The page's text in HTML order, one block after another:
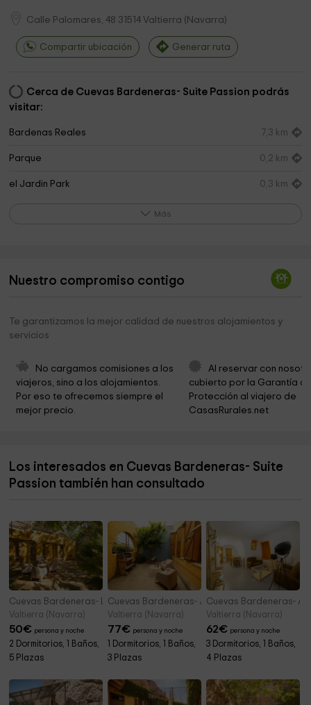
Calle Palomares, 48 31514 Valtierra ( Navarra)
Compartir ubicación Generar ruta
Cerca de Cuevas Bardeneras- Suite Passion podrás
visitar:
Bardenas Reales 7,3 km
Parque 0,2 km
el Jardin Park 0,3 km
Más
Nuestro compromiso contigo
Te garantizamos la mejor calidad de nuestros alojamientos y
servicios
No cargamos comisiones a los
viajeros, sino a los alojamientos.
Por eso te ofrecemos siempre el
mejor precio.
Al reservar con
cubierto por la Garantía
Protección al viajero de
CasasRurales.net
Los interesados en Cuevas Bardeneras- Suite
Passion también han consultado
Cuevas Bardeneras- La Perdiz
Valtierra (Navarra)
50€ persona y noche
2 Dormitorios, 1 Baños,
5 Plazas
Cuevas Bardeneras- Junior Suite Cobachón
Valtierra (Navarra)
77€ persona y noche
1 Dormitorios, 1 Baños,
3 Plazas
Cuevas Bardeneras-
Valtierra (Navarra)
62€ persona y noche
3 Dormitorios, 1 Baños,
4 Plazas